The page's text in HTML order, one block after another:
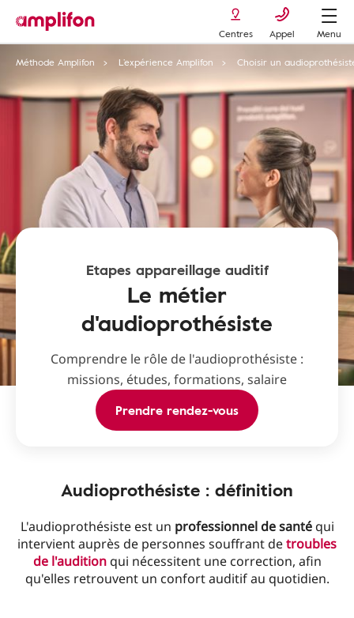
Centres Appel
Menu
Méthode Amplifon
L’expérience Amplifon Choisir un
Etapes appareillage auditif
Le métier
d'audioprothésiste
Comprendre le rôle de l'audioprothésiste :
missions, études, formations, salaire
Prendre rendez-vous
Audioprothésiste : définition
L'audioprothésiste est un professionnel de santéqui
intervient auprès de personnes souffrant detroubles
de l'auditionqui nécessitent une correction, afin
qu'elles retrouvent un confort auditif au quotidien.